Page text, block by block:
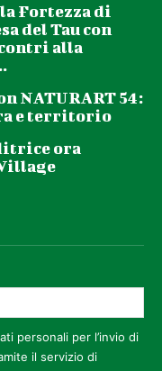
Fortezza di
del Tau con
alla
NATURART 54:
e territorio
ora
personali per l’invio di
il servizio di